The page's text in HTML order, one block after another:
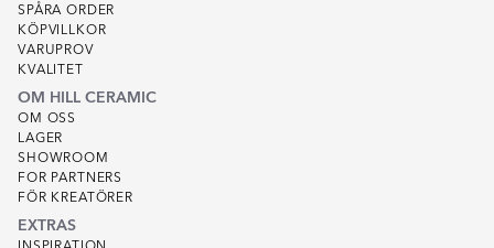
SPÅRA ORDER
KÖPVILLKOR
VARUPROV
KVALITET
OM HILL CERAMIC
OM OSS
LAGER
SHOWROOM
FOR PARTNERS
FÖR KREATÖRER
EXTRAS